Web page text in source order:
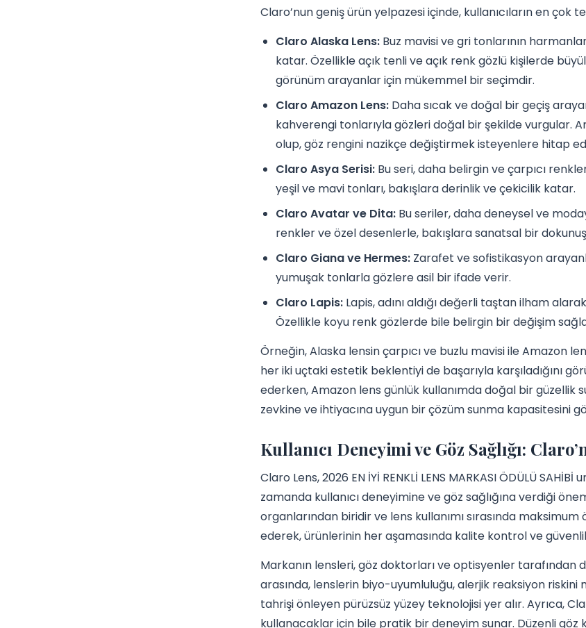
Claro’nun geniş ürün yelpazesi içinde, kullanıcıların en çok
Claro Alaska Lens: Buz mavisi ve gri tonlarının
katar. Özellikle açık tenli ve açık renk gözlü kişilerde
görünüm arayanlar için mükemmel bir seçimdir.
Claro Amazon Lens: Daha sıcak ve doğal bir geçiş
kahverengi tonlarıyla gözleri doğal bir şekilde vurgular.
olup, göz rengini nazikçe değiştirmek isteyenlere hitap
Claro Asya Serisi: Bu seri, daha belirgin ve çarpıcı
yeşil ve mavi tonları, bakışlara derinlik ve çekicilik katar.
Claro Avatar ve Dita: Bu seriler, daha deneysel ve
renkler ve özel desenlerle, bakışlara sanatsal bir
Claro Giana ve Hermes: Zarafet ve sofistikasyon
yumuşak tonlarla gözlere asil bir ifade verir.
Claro Lapis: Lapis, adını aldığı değerli taştan ilham
Özellikle koyu renk gözlerde bile belirgin bir değişim
Örneğin, Alaska lensin çarpıcı ve buzlu mavisi ile Amazon
her iki uçtaki estetik beklentiyi de başarıyla karşıladığını
ederken, Amazon lens günlük kullanımda doğal bir güzellik
zevkine ve ihtiyacına uygun bir çözüm sunma kapasitesini
Kullanıcı Deneyimi ve Göz Sağlığı:
Claro Lens, 2026 EN İYİ RENKLİ LENS MARKASI ÖDÜLÜ
zamanda kullanıcı deneyimine ve göz sağlığına verdiği
organlarından biridir ve lens kullanımı sırasında
ederek, ürünlerinin her aşamasında kalite kontrol ve
Markanın lensleri, göz doktorları ve optisyenler tarafından
arasında, lenslerin biyo-uyumluluğu, alerjik reaksiyon riskini
tahrişi önleyen pürüzsüz yüzey teknolojisi yer alır. Ayrıca,
kullanacaklar için bile pratik bir deneyim sunar. Düzenli göz